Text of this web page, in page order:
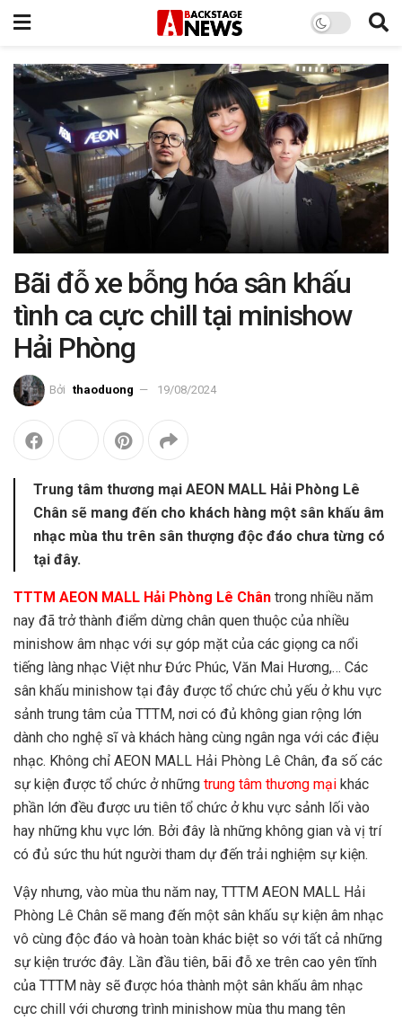
Bãi đỗ xe bỗng hóa sân khấu
tình ca cực chill tại minishow
Hải Phòng
Bởi thaoduong 19/08/2024
Trung tâm thương mại AEON MALL Hải Phòng Lê
Chân sẽ mang đến cho khách hàng một sân khấu âm
nhạc mùa thu trên sân thượng độc đáo chưa từng có
tại đây.
TTTM AEON MALL Hải Phòng Lê Chân trong nhiều năm
nay đã trở thành điểm dừng chân quen thuộc của nhiều
minishow âm nhạc với sự góp mặt của các giọng ca nổi
tiếng làng nhạc Việt như Đức Phúc, Văn Mai Hương,… Các
sân khấu minishow tại đây được tổ chức chủ yếu ở khu vực
sảnh trung tâm của TTTM, nơi có đủ không gian rộng lớn
dành cho nghệ sĩ và khách hàng cùng ngân nga với các điệu
nhạc. Không chỉ AEON MALL Hải Phòng Lê Chân, đa số các
sự kiện được tổ chức ở những trung tâm thương mại khác
phần lớn đều được ưu tiên tổ chức ở khu vực sảnh lối vào
hay những khu vực lớn. Bởi đây là những không gian và vị trí
có đủ sức thu hút người tham dự đến trải nghiệm sự kiện.
Vậy nhưng, vào mùa thu năm nay, TTTM AEON MALL Hải
Phòng Lê Chân sẽ mang đến một sân khấu sự kiện âm nhạc
vô cùng độc đáo và hoàn toàn khác biệt so với tất cả những
sự kiện trước đây. Lần đầu tiên, bãi đỗ xe trên cao yên tĩnh
của TTTM này sẽ được hóa thành một sân khấu âm nhạc
cực chill với chương trình minishow mùa thu mang tên